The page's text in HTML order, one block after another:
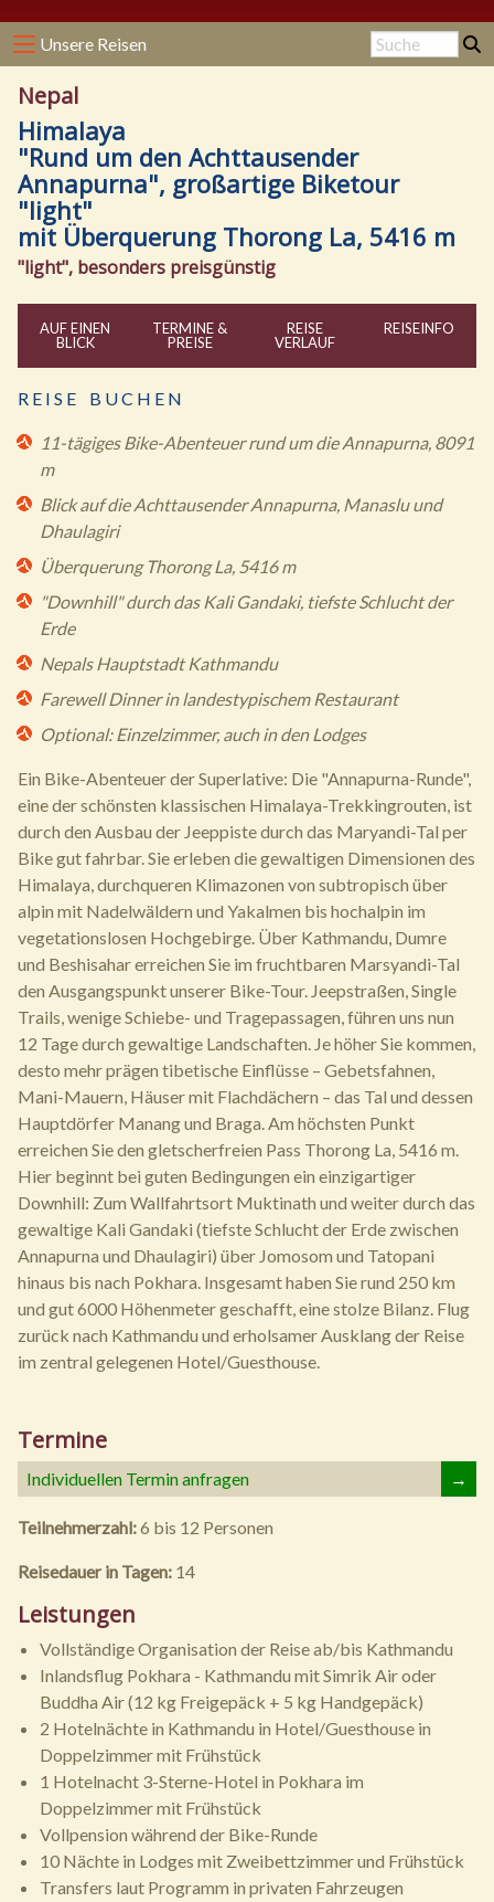
Unsere Reisen
Nepal
Himalaya
"Rund um den Achttausender
Annapurna", großartige Biketour
"light"
mit Überquerung Thorong La, 5416 m
"light", besonders preisgünstig
AUF EINEN
BLICK
TERMINE &
PREISE
REISE
VERLAUF
REISEINFO
R E I S E B U C H E N
11-tägiges Bike-Abenteuer rund um die Annapurna, 8091
m
Blick auf die Achttausender Annapurna, Manaslu und
Dhaulagiri
Überquerung Thorong La, 5416 m
"Downhill" durch das Kali Gandaki, tiefste Schlucht der
Erde
Nepals Hauptstadt Kathmandu
Farewell Dinner in landestypischem Restaurant
Optional: Einzelzimmer, auch in den Lodges
Ein Bike-Abenteuer der Superlative: Die "Annapurna-Runde",
eine der schönsten klassischen Himalaya-Trekkingrouten, ist
durch den Ausbau der Jeeppiste durch das Maryandi-Tal per
Bike gut fahrbar. Sie erleben die gewaltigen Dimensionen des
Himalaya, durchqueren Klimazonen von subtropisch über
alpin mit Nadelwäldern und Yakalmen bis hochalpin im
vegetationslosen Hochgebirge. Über Kathmandu, Dumre
und Beshisahar erreichen Sie im fruchtbaren Marsyandi-Tal
den Ausgangspunkt unserer Bike-Tour. Jeepstraßen, Single
Trails, wenige Schiebe- und Tragepassagen, führen uns nun
12 Tage durch gewaltige Landschaften. Je höher Sie kommen,
desto mehr prägen tibetische Einflüsse – Gebetsfahnen,
Mani-Mauern, Häuser mit Flachdächern – das Tal und dessen
Hauptdörfer Manang und Braga. Am höchsten Punkt
erreichen Sie den gletscherfreien Pass Thorong La, 5416 m.
Hier beginnt bei guten Bedingungen ein einzigartiger
Downhill: Zum Wallfahrtsort Muktinath und weiter durch das
gewaltige Kali Gandaki (tiefste Schlucht der Erde zwischen
Annapurna und Dhaulagiri) über Jomosom und Tatopani
hinaus bis nach Pokhara. Insgesamt haben Sie rund 250 km
und gut 6000 Höhenmeter geschafft, eine stolze Bilanz. Flug
zurück nach Kathmandu und erholsamer Ausklang der Reise
im zentral gelegenen Hotel/Guesthouse.
Termine
Individuellen Termin anfragen →
Teilnehmerzahl:6 bis 12 Personen
Reisedauer in Tagen: 14
Leistungen
Vollständige Organisation der Reise ab/bis Kathmandu
Inlandsflug Pokhara - Kathmandu mit Simrik Air oder
Buddha Air (12 kg Freigepäck + 5 kg Handgepäck)
2 Hotelnächte in Kathmandu in Hotel/Guesthouse in
Doppelzimmer mit Frühstück
1 Hotelnacht 3-Sterne-Hotel in Pokhara im
Doppelzimmer mit Frühstück
Vollpension während der Bike-Runde
10 Nächte in Lodges mit Zweibettzimmer und Frühstück
Transfers laut Programm in privaten Fahrzeugen